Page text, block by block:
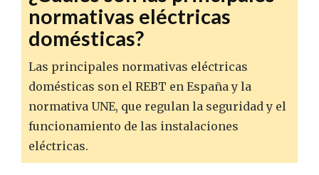
normativas eléctricas
domésticas?
Las principales normativas eléctricas
domésticas son el REBT en España y la
normativa UNE, que regulan la seguridad y el
funcionamiento de las instalaciones
eléctricas.